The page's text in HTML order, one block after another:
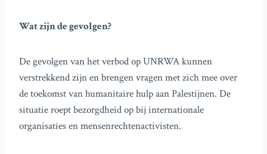
Wat zijn de gevolgen?
De gevolgen van het verbod op UNRWA kunnen
verstrekkend zijn en brengen vragen met zich mee over
de toekomst van humanitaire hulp aan Palestijnen. De
situatie roept bezorgdheid op bij internationale
organisaties en mensenrechtenactivisten.